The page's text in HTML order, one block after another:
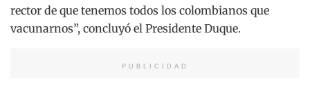
rector de que tenemos todos los colombianos que
vacunarnos”, concluyó el Presidente Duque.
PUBLICIDAD